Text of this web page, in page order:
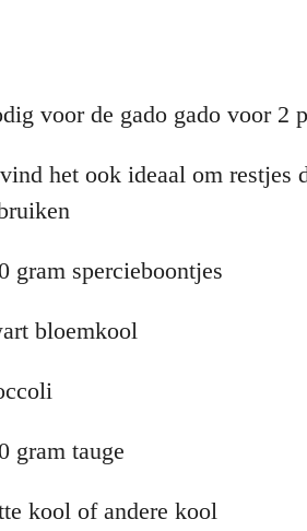
voor de gado gado voor 2
het ook ideaal om restjes
gram spercieboontjes
bloemkool
gram tauge
kool of andere kool